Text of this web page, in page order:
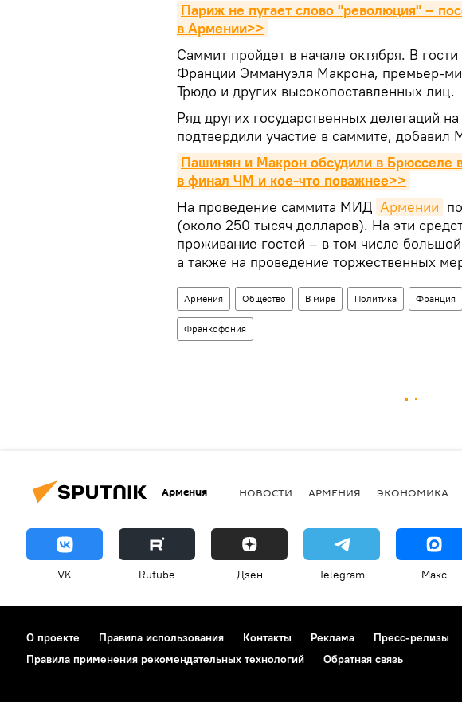
Париж не пугает слово "революция" –
в Армении>>
Саммит пройдет в начале октября. В
Франции Эммануэля Макрона, премьер-
Трюдо и других высокопоставленных лиц.
Ряд других государственных делегаций
подтвердили участие в саммите, добавил
Пашинян и Макрон обсудили в
в финал ЧМ и кое-что поважнее>>
На проведение саммита МИД Армении
(около 250 тысяч долларов). На эти
проживание гостей – в том числе
а также на проведение торжественных
Армения Общество В мире Политика Франция
Франкофония
Армения НОВОСТИ АРМЕНИЯ ЭКОНОМИКА
VK Rutube Дзен Telegram Макс
О проекте Правила использования Контакты Реклама Пресс-релизы
Правила применения рекомендательных технологий
Обратная связь